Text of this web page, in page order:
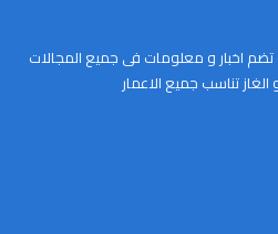
اخبار و معلومات فى جميع المجالات
الغاز تناسب جميع الاعمار